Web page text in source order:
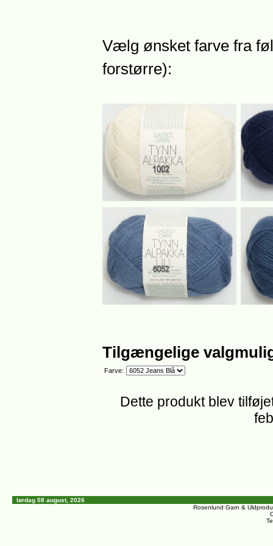
Vælg ønsket farve fra
forstørre):
Tilgængelige
Farve:
Dette produkt blev
lørdag 08 august, 2026
Rosenlund Garn &